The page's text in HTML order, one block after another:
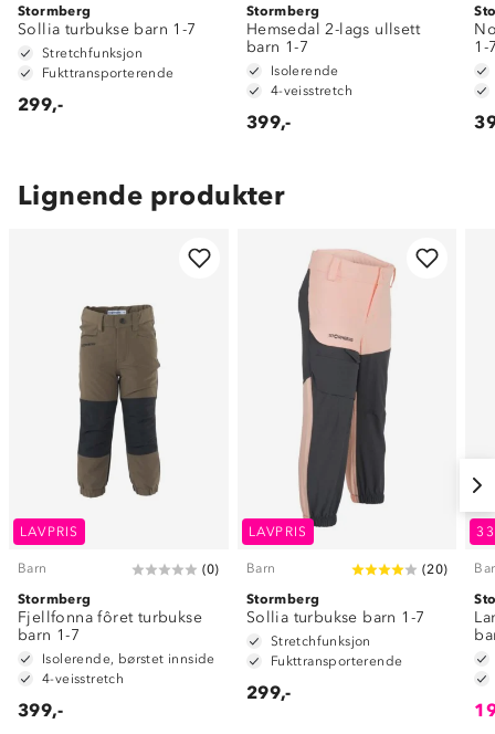
Stormberg
Sollia turbukse barn 1-7
Stretchfunksjon
Fukttransporterende
299,-
Stormberg
Hemsedal 2-lags ullsett
barn 1-7
Isolerende
4-veisstretch
399,-
1-
Lignende produkter
LAVPRIS
Barn (0)
Stormberg
Fjellfonna fôret turbukse
barn 1-7
Isolerende, børstet innside
4-veisstretch
399,-
LAVPRIS
Barn (20)
Stormberg
Sollia turbukse barn 1-7
Stretchfunksjon
Fukttransporterende
299,-